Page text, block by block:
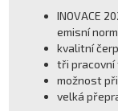
INOVACE
emisní
kvalitní
tři pracovní
možnost
velká